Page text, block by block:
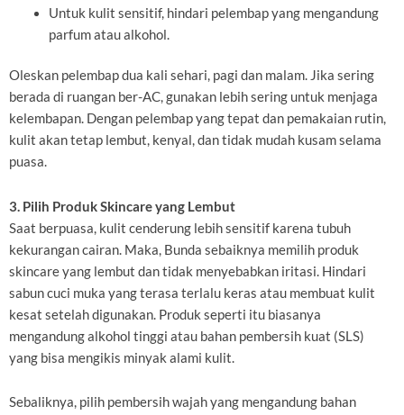
Untuk kulit sensitif, hindari pelembap yang mengandung
parfum atau alkohol.
Oleskan pelembap dua kali sehari, pagi dan malam. Jika sering
berada di ruangan ber-AC, gunakan lebih sering untuk menjaga
kelembapan. Dengan pelembap yang tepat dan pemakaian rutin,
kulit akan tetap lembut, kenyal, dan tidak mudah kusam selama
puasa.
3. Pilih Produk Skincare yang Lembut
Saat berpuasa, kulit cenderung lebih sensitif karena tubuh
kekurangan cairan. Maka, Bunda sebaiknya memilih produk
skincare yang lembut dan tidak menyebabkan iritasi. Hindari
sabun cuci muka yang terasa terlalu keras atau membuat kulit
kesat setelah digunakan. Produk seperti itu biasanya
mengandung alkohol tinggi atau bahan pembersih kuat (SLS)
yang bisa mengikis minyak alami kulit.
Sebaliknya, pilih pembersih wajah yang mengandung bahan